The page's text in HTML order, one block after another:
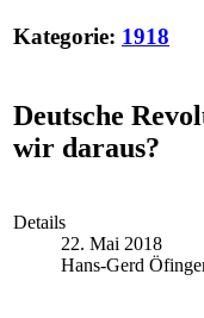
Kategorie: 1918
Deutsche
wir daraus?
Details
22. Mai 2018
Hans-Gerd